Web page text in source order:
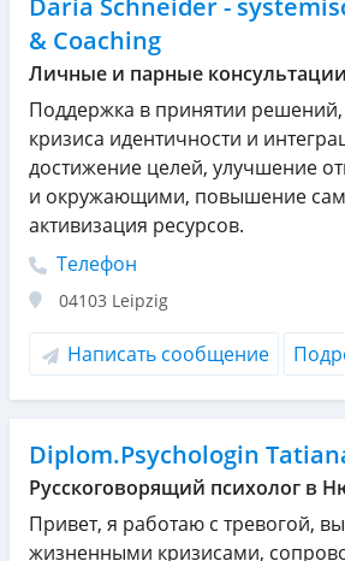
Daria Schneider -
& Coaching
Личные и парные
Поддержка в принятии
кризиса идентичности и
достижение целей, улучшение
и окружающими, повышение
активизация ресурсов.
Телефон
04103 Leipzig
Написать сообщение
Diplom.Psychologin
Русскоговорящий психолог в
Привет, я работаю с тревогой,
жизненными кризисами,